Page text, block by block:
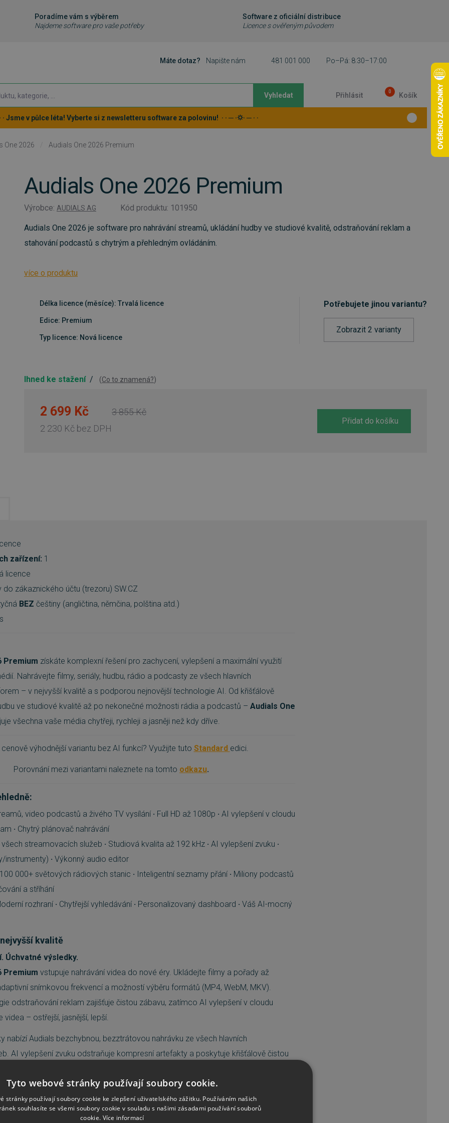
Poradíme vám s výběrem
Najdeme software pro vaše potřeby
Software z oficiální distribuce
Licence s ověřeným původem
Máte dotaz? Napište nám 481 001 000 Po–Pá: 8:30–17:00
Vyhledat Přihlásit 0 Košík
· · Jsme v půlce léta! Vyberte si z newsletteru software za polovinu! · · ─ ·⛭· ─ · ·
One 2026 Audials One 2026 Premium
Audials One 2026 Premium
Výrobce: AUDIALS AG Kód produktu: 101950
Audials One 2026 je software pro nahrávání streamů, ukládání hudby ve studiové kvalitě, odstraňování reklam a
stahování podcastů s chytrým a přehledným ovládáním.
více o produktu
Délka licence (měsíce): Trvalá licence
Edice: Premium
Typ licence: Nová licence
Potřebujete jinou variantu?
Zobrazit 2 varianty
Ihned ke stažení / (Co to znamená?)
2 699 Kč
2 230 Kč bez DPH
3 855 Kč
Přidat do košíku
zařízení: 1
licence
do zákaznického účtu (trezoru) SW.CZ
BEZ češtiny (angličtina, němčina, polština atd.)
Premium získáte komplexní řešení pro zachycení, vylepšení a maximální využití
Nahrávejte filmy, seriály, hudbu, rádio a podcasty ze všech hlavních
– v nejvyšší kvalitě a s podporou nejnovější technologie AI. Od křišťálově
ve studiové kvalitě až po nekonečné možnosti rádia a podcastů – Audials One
všechna vaše média chytřeji, rychleji a jasněji než kdy dříve.
výhodnější variantu bez AI funkcí? Využijte tuto Standard edici.
Porovnání mezi variantami naleznete na tomto odkazu.
video podcastů a živého TV vysílání · Full HD až 1080p · AI vylepšení v cloudu
· Chytrý plánovač nahrávání
streamovacích služeb · Studiová kvalita až 192 kHz · AI vylepšení zvuku ·
instrumenty) · Výkonný audio editor
100 000+ světových rádiových stanic · Inteligentní seznamy přání · Miliony podcastů
a stříhání
rozhraní · Chytřejší vyhledávání · Personalizovaný dashboard · Váš AI-mocný
kvalitě
Úchvatné výsledky.
Premium vstupuje nahrávání videa do nové éry. Ukládejte filmy a pořady až
snímkovou frekvencí a možností výběru formátů (MP4, WebM, MKV).
odstraňování reklam zajišťuje čistou zábavu, zatímco AI vylepšení v cloudu
videa – ostřejší, jasnější, lepší.
nabízí Audials bezchybnou, bezztrátovou nahrávku ze všech hlavních
AI vylepšení zvuku odstraňuje kompresní artefakty a poskytuje křišťálově čistou
basy nebo bicí – ideální pro remixy nebo karaoke.
Chytrá správa médií
Tyto webové stránky používají soubory cookie.
stránky používají soubory cookie ke zlepšení uživatelského zážitku. Používáním našich
souhlasíte se všemi soubory cookie v souladu s našimi zásadami používání souborů
cookie. Více informací